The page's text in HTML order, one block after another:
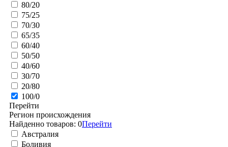
80/20
75/25
70/30
65/35
60/40
50/50
40/60
30/70
20/80
100/0
Перейти
Регион происхождения
Найденно товаров: 0Перейти
Австралия
Боливия